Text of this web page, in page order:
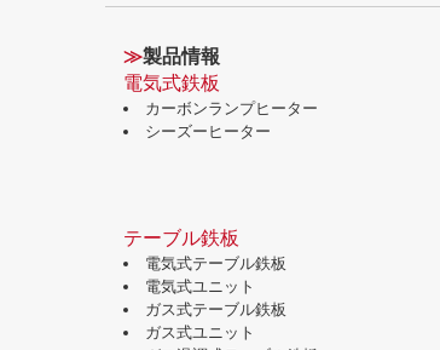
≫製品情報
電気式鉄板
カーボンランプヒーター
シーズーヒーター
テーブル鉄板
電気式テーブル鉄板
電気式ユニット
ガス式テーブル鉄板
ガス式ユニット